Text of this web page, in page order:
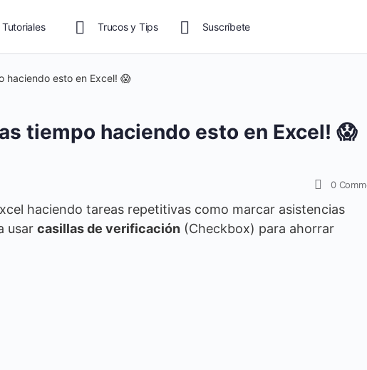
Tutoriales Trucos y Tips Suscríbete
haciendo esto en Excel! 😱
tiempo haciendo esto en Excel! 😱
0
haciendo tareas repetitivas como marcar asistencias
usar casillas de verificación (Checkbox) para ahorrar